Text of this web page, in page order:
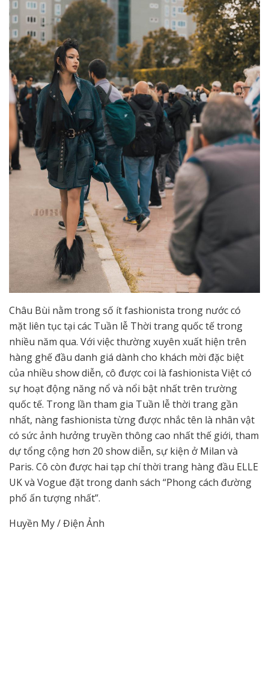
Châu Bùi nằm trong số ít fashionista trong nước có
mặt liên tục tại các Tuần lễ Thời trang quốc tế trong
nhiều năm qua. Với việc thường xuyên xuất hiện trên
hàng ghế đầu danh giá dành cho khách mời đặc biệt
của nhiều show diễn, cô được coi là fashionista Việt có
sự hoạt động năng nổ và nổi bật nhất trên trường
quốc tế. Trong lần tham gia Tuần lễ thời trang gần
nhất, nàng fashionista từng được nhắc tên là nhân vật
có sức ảnh hưởng truyền thông cao nhất thế giới, tham
dự tổng cộng hơn 20 show diễn, sự kiện ở Milan và
Paris. Cô còn được hai tạp chí thời trang hàng đầu ELLE
UK và Vogue đặt trong danh sách “Phong cách đường
phố ấn tượng nhất”.
Huyền My / Điện Ảnh